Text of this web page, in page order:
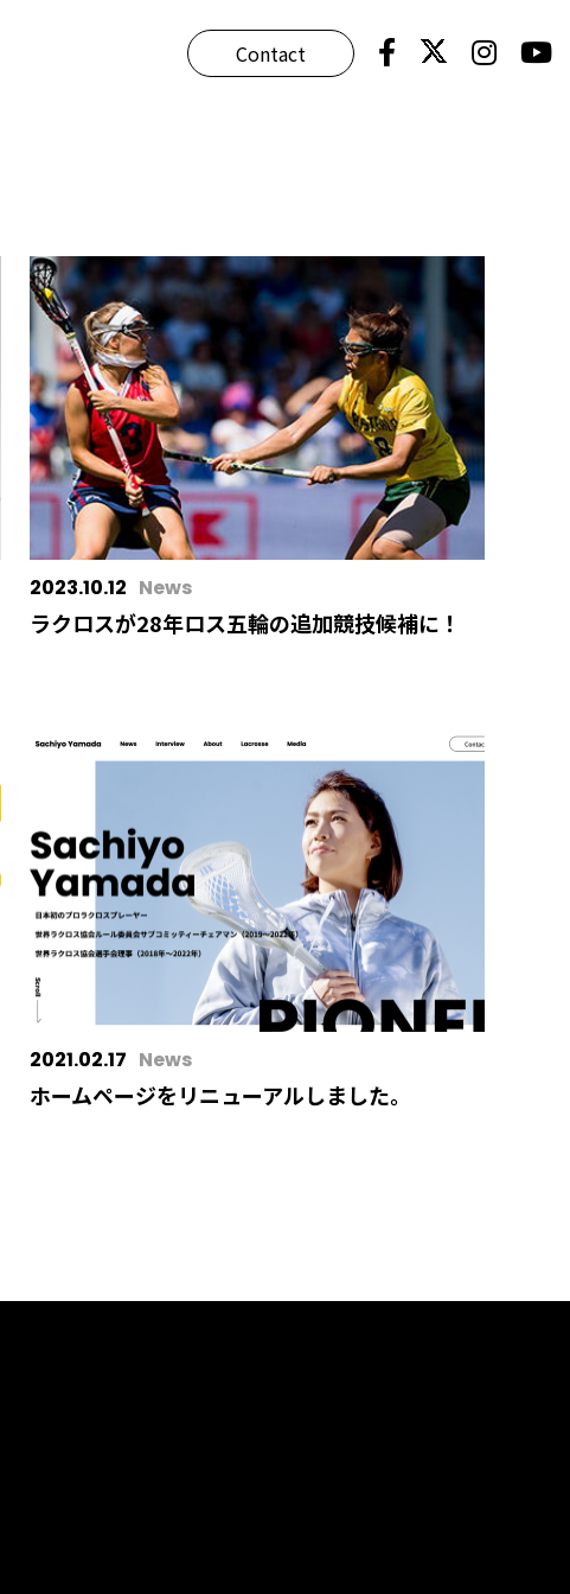
Contact
2023.10.12 News
ラクロスが28年ロス五輪の追加競技候補に！
2021.02.17 News
ホームページをリニューアルしました。